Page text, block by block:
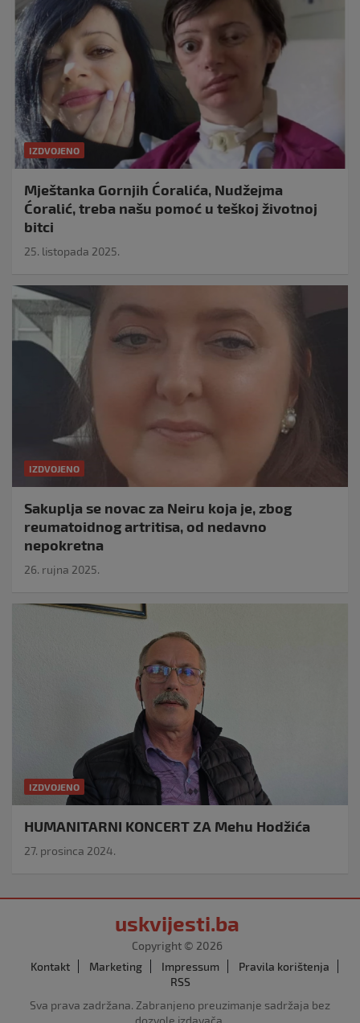
IZDVOJENO
Mještanka Gornjih Ćoralića, Nudžejma
Ćoralić, treba našu pomoć u teškoj životnoj
bitci
25. listopada 2025.
IZDVOJENO
Sakuplja se novac za Neiru koja je, zbog
reumatoidnog artritisa, od nedavno
nepokretna
26. rujna 2025.
IZDVOJENO
HUMANITARNI KONCERT ZA Mehu Hodžića
27. prosinca 2024.
uskvijesti.ba
Copyright © 2026
Kontakt
Marketing Impressum
Pravila korištenja
RSS
Sva prava zadržana. Zabranjeno preuzimanje sadržaja bez
dozvole izdavača.